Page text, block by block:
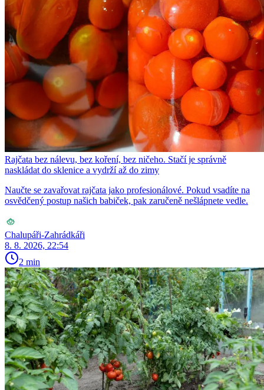
Rajčata bez nálevu, bez koření, bez ničeho. Stačí je správně
naskládat do sklenice a vydrží až do zimy
Naučte se zavařovat rajčata jako profesionálové. Pokud vsadíte na
osvědčený postup našich babiček, pak zaručeně nešlápnete vedle.
Chalupáři-Zahrádkáři
8. 8. 2026, 22:54
2 min